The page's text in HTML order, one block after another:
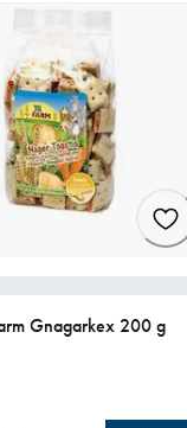
Gnagarkex 200 g